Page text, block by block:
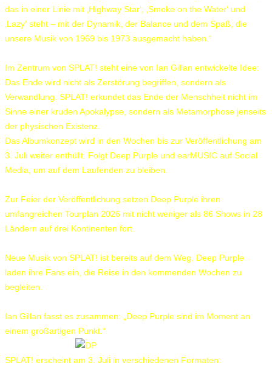
das in einer Linie mit ‚Highway Star‘, ‚Smoke on the Water‘ und
‚Lazy‘ steht – mit der Dynamik, der Balance und dem Spaß, die
unsere Musik von 1969 bis 1973 ausgemacht haben.“
Im Zentrum von SPLAT! steht eine von Ian Gillan entwickelte Idee:
Das Ende wird nicht als Zerstörung begriffen, sondern als
Verwandlung. SPLAT! erkundet das Ende der Menschheit nicht im
Sinne einer kruden Apokalypse, sondern als Metamorphose jenseits
der physischen Existenz.
Das Albumkonzept wird in den Wochen bis zur Veröffentlichung am
3. Juli weiter enthüllt. Folgt Deep Purple und earMUSIC auf Social
Media, um auf dem Laufenden zu bleiben.
Zur Feier der Veröffentlichung setzen Deep Purple ihren
umfangreichen Tourplan 2026 mit nicht weniger als 86 Shows in 28
Ländern auf drei Kontinenten fort.
Neue Musik von SPLAT! ist bereits auf dem Weg. Deep Purple
laden ihre Fans ein, die Reise in den kommenden Wochen zu
begleiten.
Ian Gillan fasst es zusammen: „Deep Purple sind im Moment an
einem großartigen Punkt.“
SPLAT! erscheint am 3. Juli in verschiedenen Formaten: